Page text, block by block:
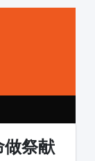
做祭献